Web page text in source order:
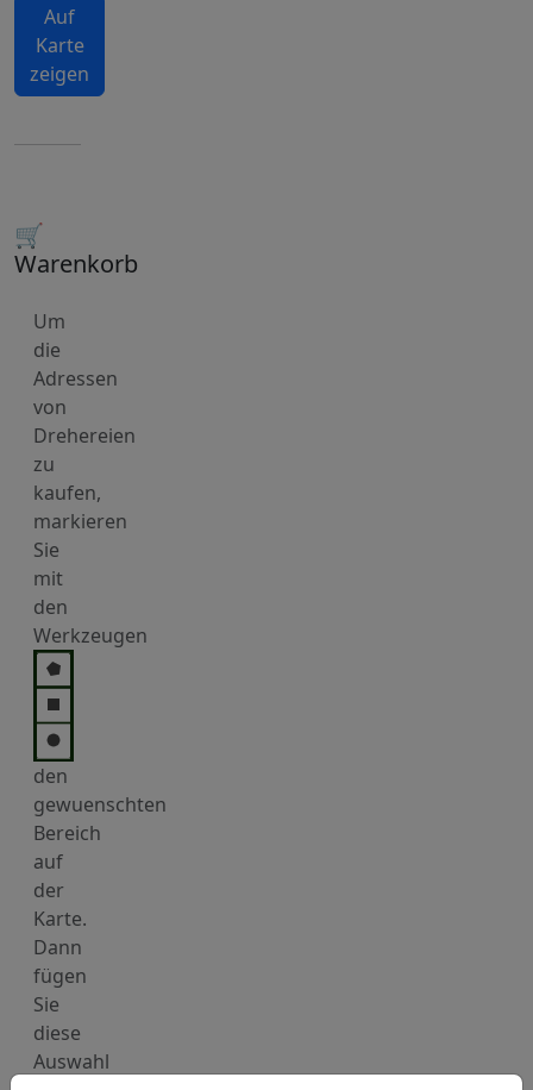
Auf
Karte
zeigen
🛒
Warenkorb
Um
die
Adressen
von
Drehereien
zu
kaufen,
markieren
Sie
mit
den
Werkzeugen
den
gewuenschten
Bereich
auf
der
Karte.
Dann
fügen
Sie
diese
Auswahl